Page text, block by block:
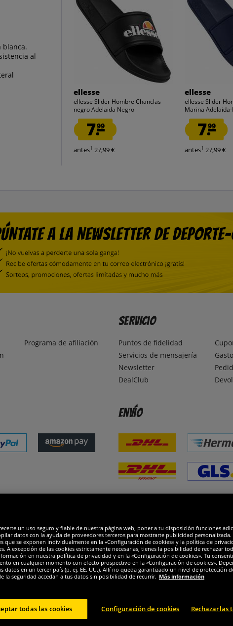
blanca.
al
ellesse
ellesse Slider Hombre Chanclas
negro Adelaida Negro
7.99
antes1 27,99 €
ellesse
ellesse Slider
Marina
7.99
antes1 27,99 €
Programa de afiliación
Servicio
Puntos de fidelidad
Servicios de mensajería
Newsletter
DealClub
Envío
un uso seguro y fiable de nuestra página web, poner a tu disposición funciones
datos con la ayuda de proveedores terceros para mostrarte publicidad personalizada.
que se exponen individualmente en la «Configuración de cookies» y la política de
A excepción de las cookies estrictamente necesarias, tienes la posibilidad de rechazar
en nuestra política de privacidad y en la «Configuración de cookies». Tu
en cualquier momento con efecto prospectivo en la «Configuración de cookies».
en un tercer país (p. ej. EE. UU.). Allí no queda garantizado un nivel de protección
la seguridad accedan a tus datos sin posibilidad de recurrir. Más información
Configuración de cookies Rechazarlas
todas las cookies